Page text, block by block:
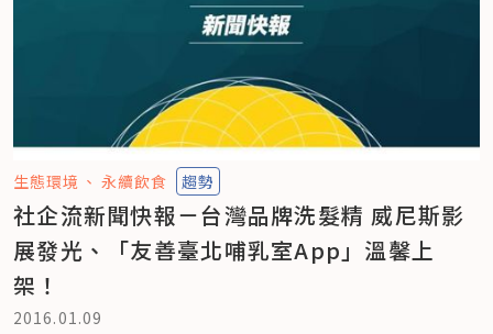
生態環境 永續飲食 趨勢
社企流新聞快報－台灣品牌洗髮精 威尼斯影
展發光、「友善臺北哺乳室App」溫馨上
架！
2016.01.09